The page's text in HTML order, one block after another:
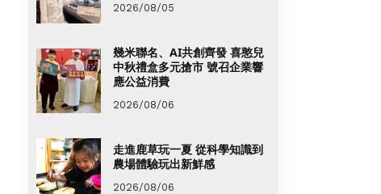
2026/08/05
幾米聯名、AI共創齊發 喜憨兒
中秋禮盒多元搶市 號召企業響
應公益消費
2026/08/06
走進鹿草玩一夏 從科學知識到
農場體驗玩出新鮮感
2026/08/06